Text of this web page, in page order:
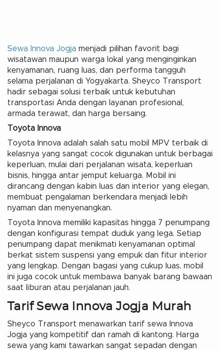
Sewa Innova Jogja menjadi pilihan favorit bagi
wisatawan maupun warga lokal yang menginginkan
kenyamanan, ruang luas, dan performa tangguh
selama perjalanan di Yogyakarta. Sheyco Transport
hadir sebagai solusi terbaik untuk kebutuhan
transportasi Anda dengan layanan profesional,
armada terawat, dan harga bersaing.
Toyota Innova
Toyota Innova adalah salah satu mobil MPV terbaik di
kelasnya yang sangat cocok digunakan untuk berbagai
keperluan, mulai dari perjalanan wisata, keperluan
bisnis, hingga antar jemput keluarga. Mobil ini
dirancang dengan kabin luas dan interior yang elegan,
membuat pengalaman berkendara menjadi lebih
nyaman dan menyenangkan.
Toyota Innova memiliki kapasitas hingga 7 penumpang
dengan konfigurasi tempat duduk yang lega. Setiap
penumpang dapat menikmati kenyamanan optimal
berkat sistem suspensi yang empuk dan fitur interior
yang lengkap. Dengan bagasi yang cukup luas, mobil
ini juga cocok untuk membawa banyak barang bawaan
saat liburan atau perjalanan jauh.
Tarif Sewa Innova Jogja Murah
Sheyco Transport menawarkan tarif sewa Innova
Jogja yang kompetitif dan ramah di kantong. Harga
sewa yang kami tawarkan sangat sepadan dengan